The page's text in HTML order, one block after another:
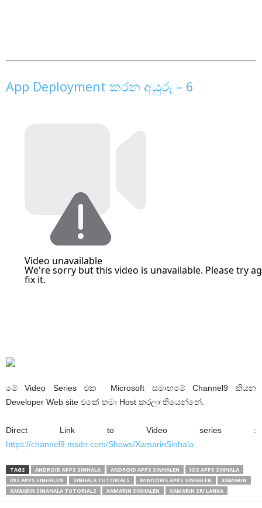
App Deployment කරන අයුරු – 6
මේ Video Series එක Microsoft සමාඟමේ Channel9 කියන
Developer Web site එකේ තමා Host කරලා තියෙන්නේ.
Direct Link to Video series :
https://channel9.msdn.com/Shows/XamarinSinhala
TAGS ANDROID APPS SINHALA ANDROID APPS SINHALEN
IOS APPS SINHALA
IOS APPS SINHALEN
SINHALA TUTORIALS WINDOWS APPS SINHALEN
XAMARIN
XAMARIN SINAHALA TUTORIALS
XAMARIN SINHALEN XAMARIN SRI LANKA